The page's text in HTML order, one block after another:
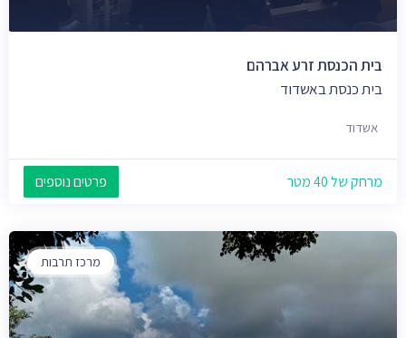
בית הכנסת זרע אברהם
בית כנסת באשדוד
אשדוד
מרחק של 40 מטר פרטים נוספים
מרכז תרבות